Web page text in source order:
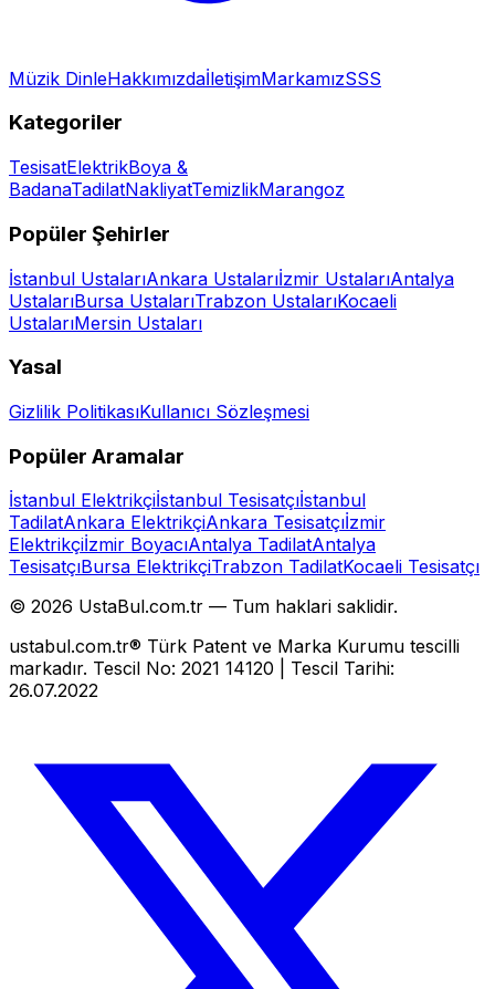
Müzik DinleHakkımızdaİletişimMarkamızSSS
Kategoriler
TesisatElektrikBoya &
BadanaTadilatNakliyatTemizlikMarangoz
Popüler Şehirler
İstanbul UstalarıAnkara Ustalarıİzmir UstalarıAntalya
UstalarıBursa UstalarıTrabzon UstalarıKocaeli
UstalarıMersin Ustaları
Yasal
Gizlilik PolitikasıKullanıcı Sözleşmesi
Popüler Aramalar
İstanbul Elektrikçiİstanbul Tesisatçıİstanbul
TadilatAnkara ElektrikçiAnkara Tesisatçıİzmir
Elektrikçiİzmir BoyacıAntalya TadilatAntalya
TesisatçıBursa ElektrikçiTrabzon TadilatKocaeli Tesisatçı
© 2026 UstaBul.com.tr — Tum haklari saklidir.
ustabul.com.tr® Türk Patent ve Marka Kurumu tescilli
markadır. Tescil No: 2021 14120 | Tescil Tarihi:
26.07.2022